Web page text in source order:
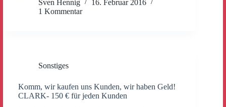
Sven Hennig
16. Februar 2016
1 Kommentar
Sonstiges
Komm, wir kaufen uns Kunden, wir haben Geld!
CLARK- 150 € für jeden Kunden